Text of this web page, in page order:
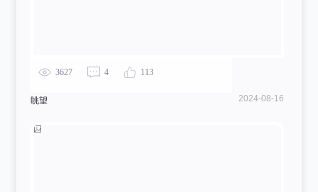
3627 4 113
眺望 2024-08-16